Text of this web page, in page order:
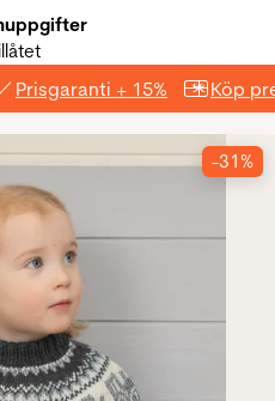
Prisgaranti + 15% Köp
-31%